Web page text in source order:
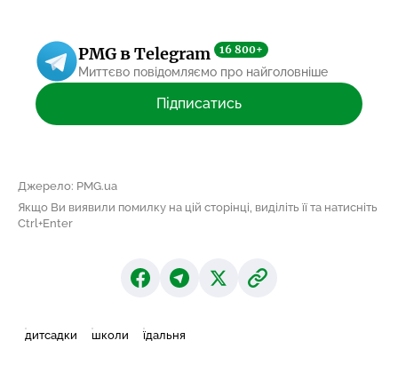
PMG в Telegram 16 800+
Миттєво повідомляємо про найголовніше
Підписатись
Джерело: PMG.ua
Якщо Ви виявили помилку на цій сторінці, виділіть її та натисніть
Ctrl+Enter
дитсадки школи їдальня